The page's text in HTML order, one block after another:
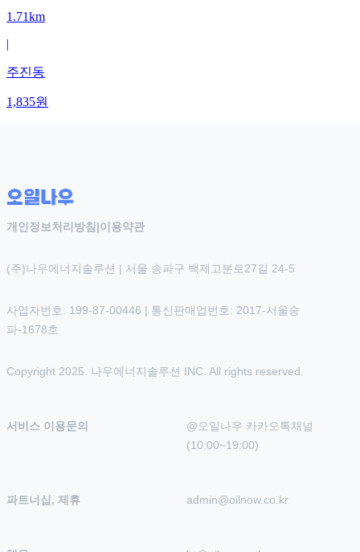
1.71km
|
주진동
1,835원
개인정보처리방침 |이용약관
(주)나우에너지솔루션 | 서울 송파구 백제고분로27길 24-5
사업자번호: 199-87-00446 | 통신판매업번호: 2017-서울송
파-1678호
Copyright 2025. 나우에너지솔루션 INC. All rights reserved.
서비스 이용문의
@오일나우 카카오톡채널
(10:00~19:00)
파트너십, 제휴 admin@oilnow.co.kr